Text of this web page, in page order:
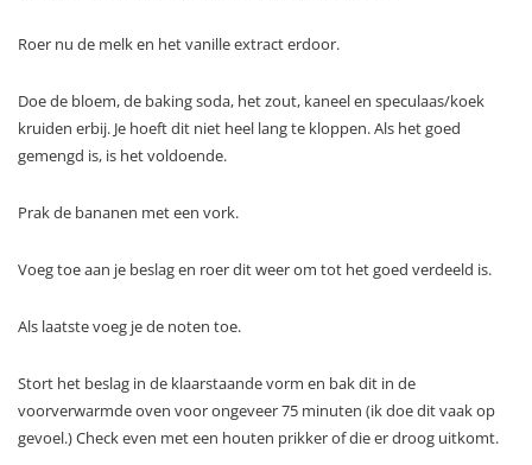
Roer nu de melk en het vanille extract erdoor.
Doe de bloem, de baking soda, het zout, kaneel en speculaas/koek
kruiden erbij. Je hoeft dit niet heel lang te kloppen. Als het goed
gemengd is, is het voldoende.
Prak de bananen met een vork.
Voeg toe aan je beslag en roer dit weer om tot het goed verdeeld is.
Als laatste voeg je de noten toe.
Stort het beslag in de klaarstaande vorm en bak dit in de
voorverwarmde oven voor ongeveer 75 minuten (ik doe dit vaak op
gevoel.) Check even met een houten prikker of die er droog uitkomt.